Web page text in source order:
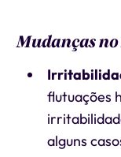
Mudanças
flutuações
alguns